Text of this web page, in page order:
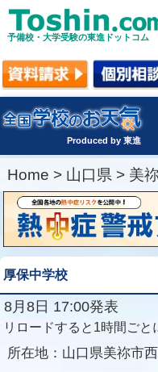
予備校・大学受験の東進ドットコム
Produced by 東進
Home > 山口県 > 美
厚保中学校
8月8日 17:00発表
リロードすると1時間ごと
所在地： 山口県美祢市